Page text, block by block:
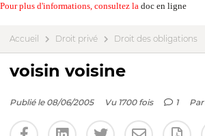
Pour plus d'informations, consultez la doc en ligne
Accueil Droit privé Droit des obligations
voisin voisine
Publié le 08/06/2005 Vu 1700 fois 1 Par